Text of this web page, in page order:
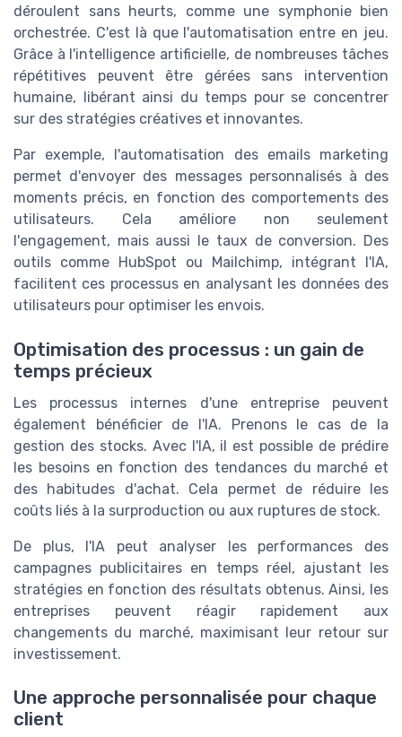
déroulent sans heurts, comme une symphonie bien
orchestrée. C'est là que l'automatisation entre en jeu.
Grâce à l'intelligence artificielle, de nombreuses tâches
répétitives peuvent être gérées sans intervention
humaine, libérant ainsi du temps pour se concentrer
sur des stratégies créatives et innovantes.
Par exemple, l'automatisation des emails marketing
permet d'envoyer des messages personnalisés à des
moments précis, en fonction des comportements des
utilisateurs. Cela améliore non seulement
l'engagement, mais aussi le taux de conversion. Des
outils comme HubSpot ou Mailchimp, intégrant l'IA,
facilitent ces processus en analysant les données des
utilisateurs pour optimiser les envois.
Optimisation des processus : un gain de
temps précieux
Les processus internes d'une entreprise peuvent
également bénéficier de l'IA. Prenons le cas de la
gestion des stocks. Avec l'IA, il est possible de prédire
les besoins en fonction des tendances du marché et
des habitudes d'achat. Cela permet de réduire les
coûts liés à la surproduction ou aux ruptures de stock.
De plus, l'IA peut analyser les performances des
campagnes publicitaires en temps réel, ajustant les
stratégies en fonction des résultats obtenus. Ainsi, les
entreprises peuvent réagir rapidement aux
changements du marché, maximisant leur retour sur
investissement.
Une approche personnalisée pour chaque
client